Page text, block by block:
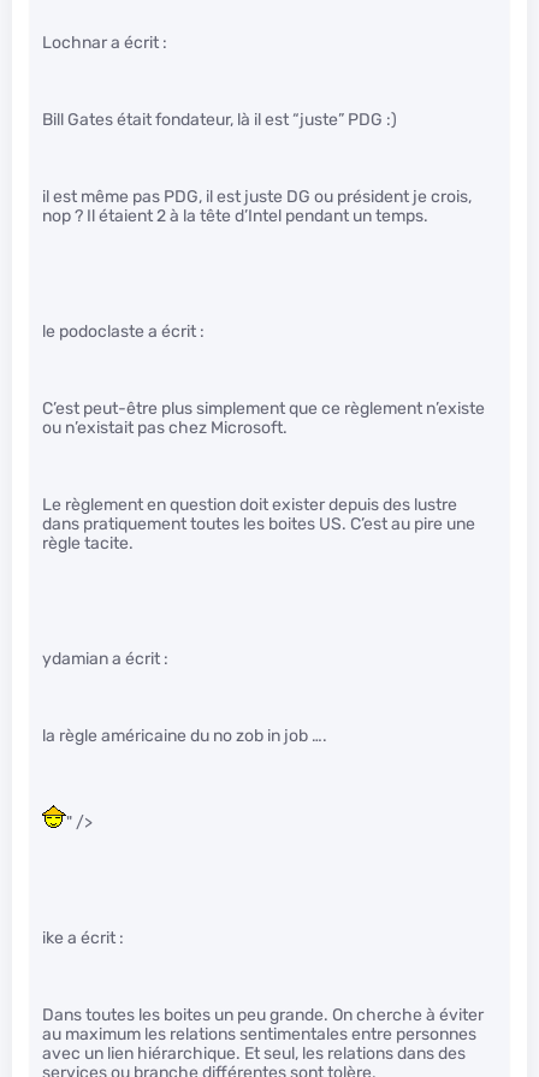
Lochnar a écrit :
Bill Gates était fondateur, là il est “juste” PDG :)
il est même pas PDG, il est juste DG ou président je crois,
nop ? Il étaient 2 à la tête d’Intel pendant un temps.
le podoclaste a écrit :
C’est peut-être plus simplement que ce règlement n’existe
ou n’existait pas chez Microsoft.
Le règlement en question doit exister depuis des lustre
dans pratiquement toutes les boites US. C’est au pire une
règle tacite.
ydamian a écrit :
la règle américaine du no zob in job ….
" />
ike a écrit :
Dans toutes les boites un peu grande. On cherche à éviter
au maximum les relations sentimentales entre personnes
avec un lien hiérarchique. Et seul, les relations dans des